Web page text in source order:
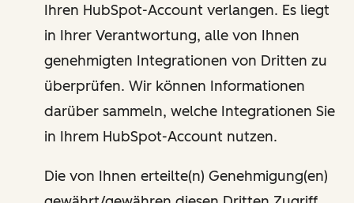
Ihren HubSpot-Account verlangen. Es liegt
in Ihrer Verantwortung, alle von Ihnen
genehmigten Integrationen von Dritten zu
überprüfen. Wir können Informationen
darüber sammeln, welche Integrationen Sie
in Ihrem HubSpot-Account nutzen.
Die von Ihnen erteilte(n) Genehmigung(en)